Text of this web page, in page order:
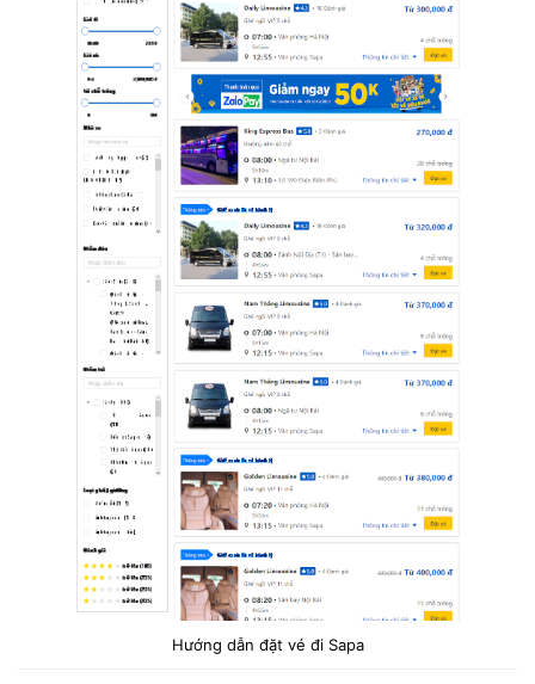
Hướng dẫn đặt vé đi Sapa